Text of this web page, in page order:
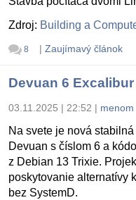
Zdroj: Building a
8 | Zaujímavý článok
Devuan 6
03.11.2025 | 22:52 | menom
Na svete je nová
Devuan s číslom 6 a
z Debian 13 Trixie.
poskytovanie alternatívy
bez SystemD.